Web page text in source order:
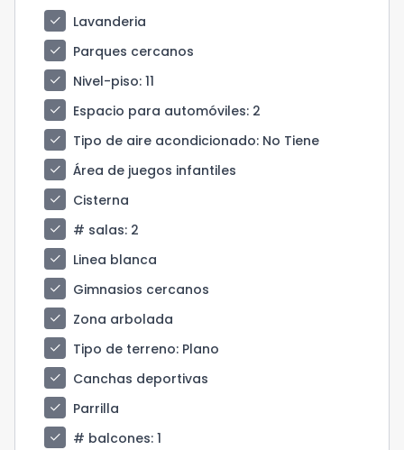
check
Lavanderia
check
Parques cercanos
check
Nivel-piso: 11
check
Espacio para automóviles: 2
check
Tipo de aire acondicionado: No Tiene
check
Área de juegos infantiles
check
Cisterna
check
# salas: 2
check
Linea blanca
check
Gimnasios cercanos
check
Zona arbolada
check
Tipo de terreno: Plano
check
Canchas deportivas
check
Parrilla
check
# balcones: 1